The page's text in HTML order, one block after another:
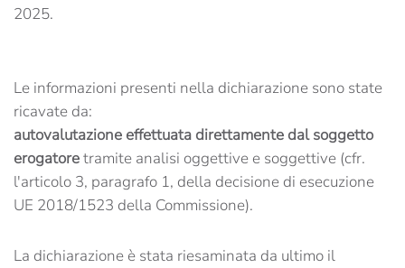
2025.
Le informazioni presenti nella dichiarazione sono state
ricavate da:
autovalutazione effettuata direttamente dal soggetto
erogatoretramite analisi oggettive e soggettive (cfr.
l'articolo 3, paragrafo 1, della decisione di esecuzione
UE 2018/1523 della Commissione).
La dichiarazione è stata riesaminata da ultimo il